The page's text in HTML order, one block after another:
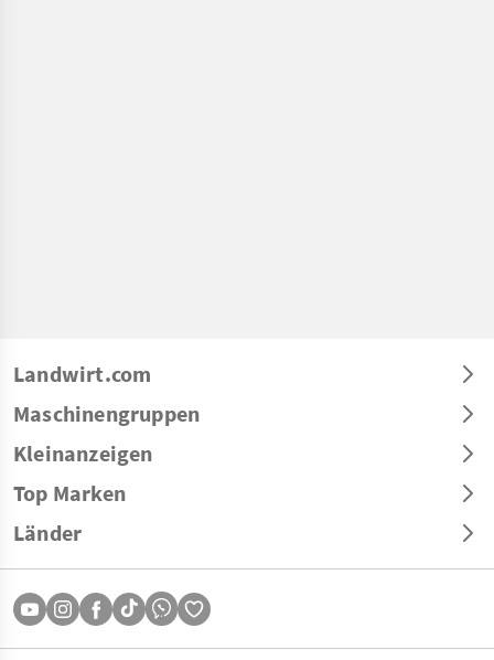
Landwirt.com
Maschinengruppen
Kleinanzeigen
Top Marken
Länder